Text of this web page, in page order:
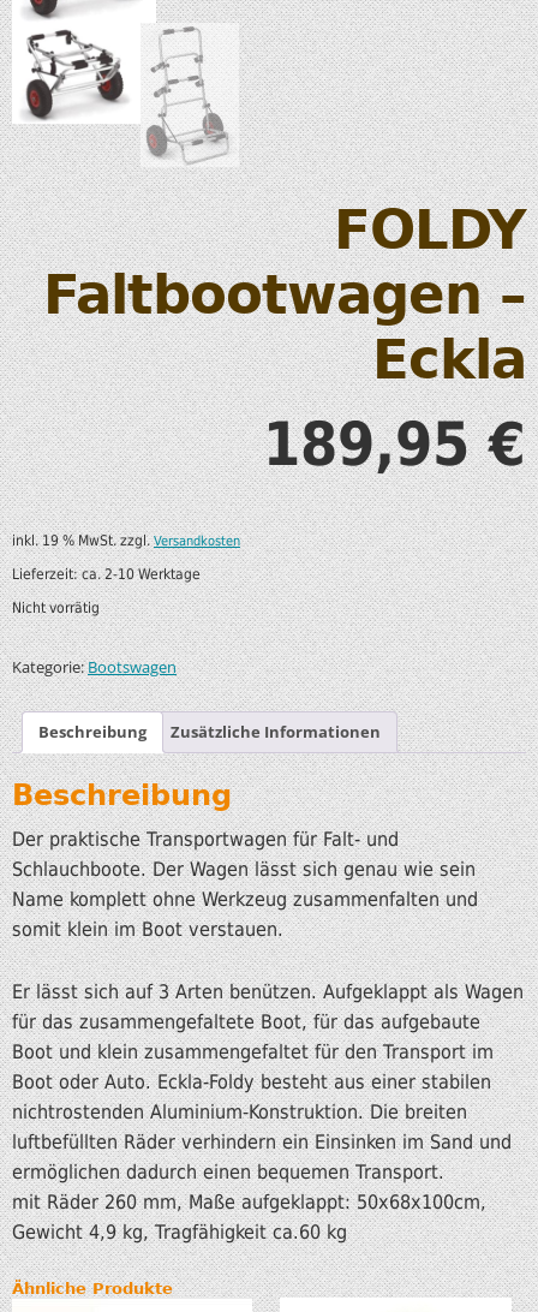
FOLDY
Faltbootwagen –
Eckla
189,95€
inkl. 19 % MwSt. zzgl.Versandkosten
Lieferzeit:ca. 2-10 Werktage
Nicht vorrätig
Kategorie:Bootswagen
Beschreibung Zusätzliche Informationen
Beschreibung
Der praktische Transportwagen für Falt- und
Schlauchboote. Der Wagen lässt sich genau wie sein
Name komplett ohne Werkzeug zusammenfalten und
somit klein im Boot verstauen.
Er lässt sich auf 3 Arten benützen. Aufgeklappt als Wagen
für das zusammengefaltete Boot, für das aufgebaute
Boot und klein zusammengefaltet für den Transport im
Boot oder Auto. Eckla-Foldy besteht aus einer stabilen
nichtrostenden Aluminium-Konstruktion. Die breiten
luftbefüllten Räder verhindern ein Einsinken im Sand und
ermöglichen dadurch einen bequemen Transport.
mit Räder 260 mm, Maße aufgeklappt: 50x68x100cm,
Gewicht 4,9 kg, Tragfähigkeit ca.60 kg
Ähnliche Produkte